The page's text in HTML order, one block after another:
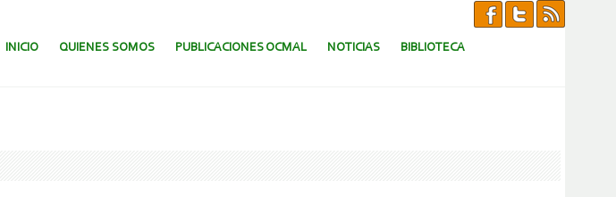
SALTAR AL CONTENIDO.
INICIO QUIENES SOMOS PUBLICACIONES OCMAL NOTICIAS BIBLIOTECA